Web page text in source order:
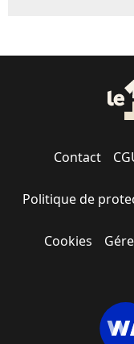
Contact
Politique de
Cookies